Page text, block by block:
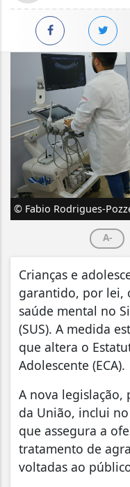
© Fabio Rodrigues-
A-
Crianças e
garantido, por lei,
saúde mental no
(SUS). A medida
que altera o
Adolescente (ECA).
A nova
da União, inclui
que assegura a
tratamento de
voltadas ao